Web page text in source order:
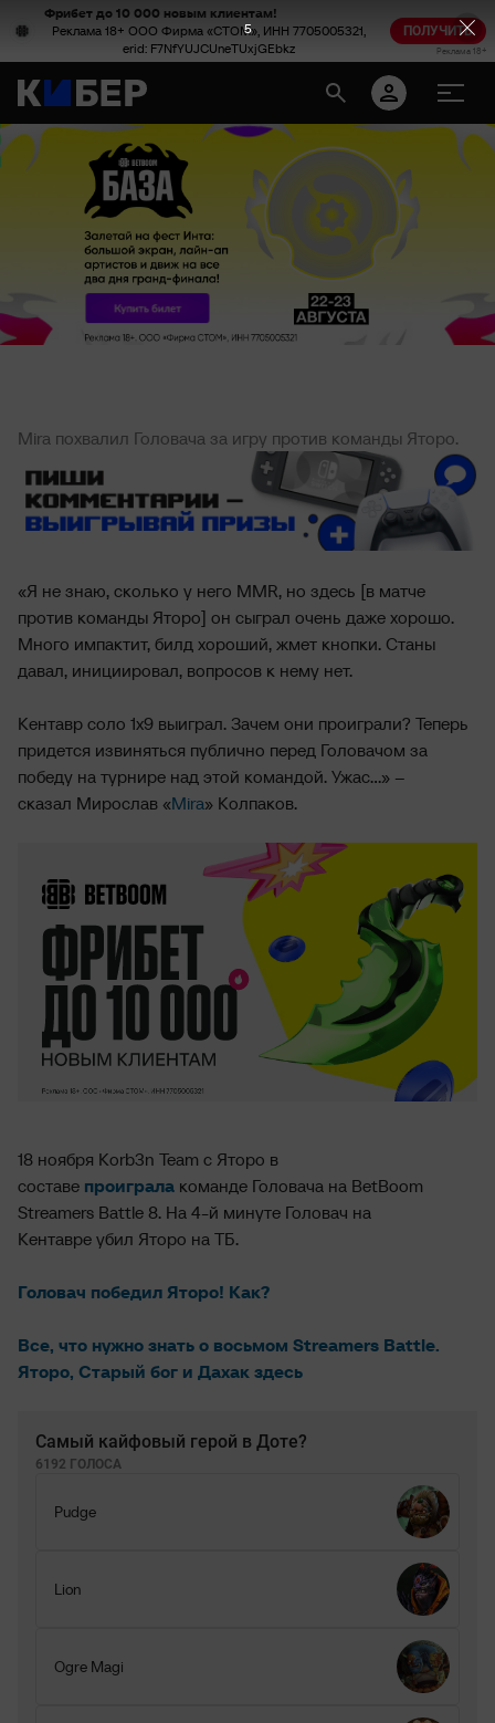
Фрибет до 10 000 новым клиентам!
Реклама 18+ ООО Фирма «СТОМ», ИНН 7705005321,
erid: F7NfYUJCUneTUxjGEbkz
ПОЛУЧИТЬ
Реклама 18+
Mira похвалил Головача за игру против команды Яторо.
«Я не знаю, сколько у него MMR, но здесь [в матче
против команды Яторо] он сыграл очень даже хорошо.
Много импактит, билд хороший, жмет кнопки. Станы
давал, инициировал, вопросов к нему нет.
Кентавр соло 1х9 выиграл. Зачем они проиграли? Теперь
придется извиняться публично перед Головачом за
победу на турнире над этой командой. Ужас...» –
сказал Мирослав «Mira» Колпаков.
18 ноября Korb3n Team с Яторо в
составе проиграла команде Головача на BetBoom
Streamers Battle 8. На 4-й минуте Головач на
Кентавре убил Яторо на ТБ.
Головач победил Яторо! Как?
Все, что нужно знать о восьмом Streamers Battle.
Яторо, Старый бог и Дахак здесь
Самый кайфовый герой в Доте?
6192 ГОЛОСА
Pudge
Lion
Ogre Magi
4